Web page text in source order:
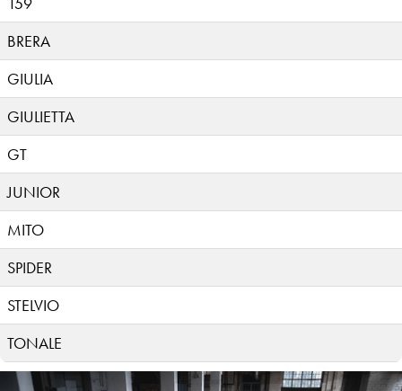
BRERA
GIULIA
GIULIETTA
GT
JUNIOR
MITO
SPIDER
STELVIO
TONALE